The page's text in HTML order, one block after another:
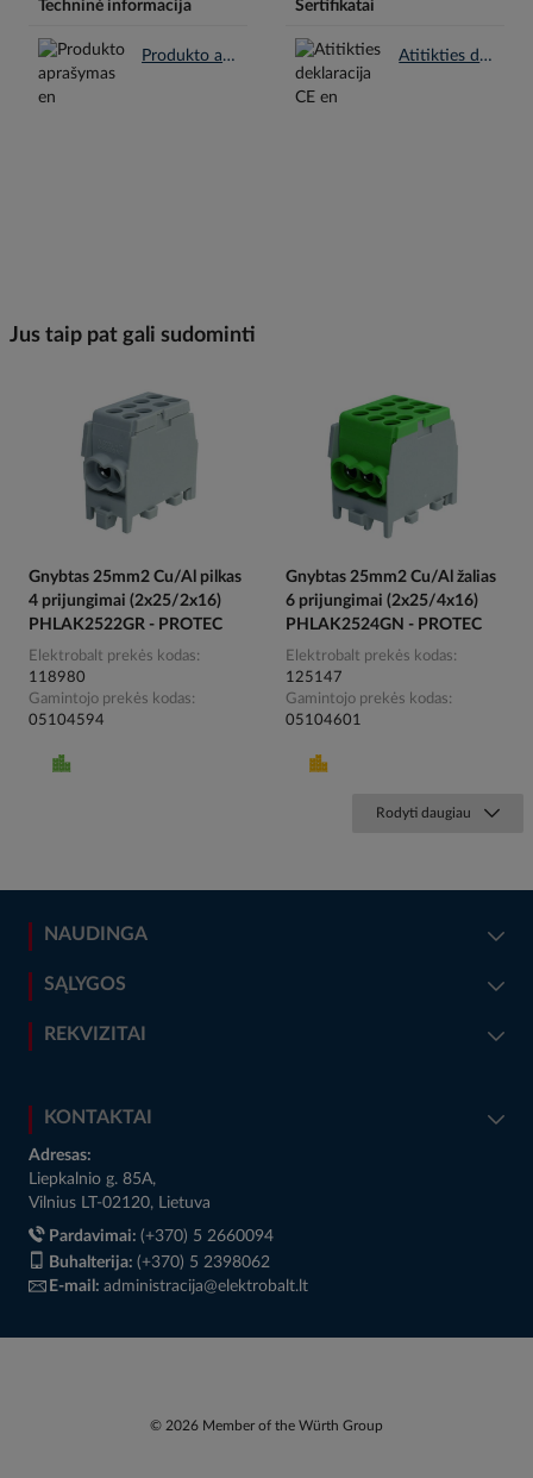
Techninė informacija
Produkto aprašymas en.pdf
Sertifikatai
Atitikties deklaracija CE en.pdf
Jus taip pat gali sudominti
Gnybtas 25mm2 Cu/Al pilkas
4 prijungimai (2x25/2x16)
PHLAK2522GR - PROTEC
Elektrobalt prekės kodas
118980
Gamintojo prekės kodas
05104594
Gnybtas 25mm2 Cu/Al žalias
6 prijungimai (2x25/4x16)
PHLAK2524GN - PROTEC
Elektrobalt prekės kodas
125147
Gamintojo prekės kodas
05104601
Rodyti daugiau
NAUDINGA
SĄLYGOS
REKVIZITAI
KONTAKTAI
Adresas:
Liepkalnio g. 85A,
Vilnius LT-02120, Lietuva
Pardavimai: (+370) 5 2660094
Buhalterija: (+370) 5 2398062
E-mail: administracija@elektrobalt.lt
© 2026 Member of the Würth Group